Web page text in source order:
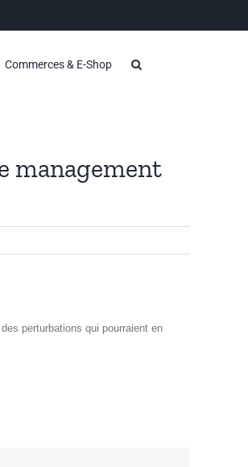
Commerces & E-Shop
management
perturbations qui pourraient en